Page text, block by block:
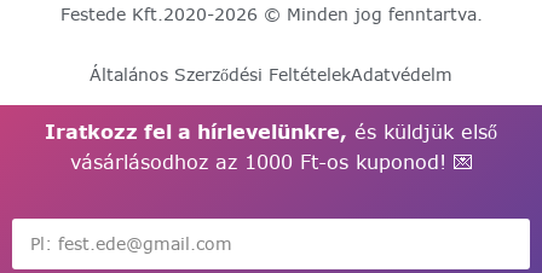
Festede Kft.2020-2026 © Minden jog fenntartva.
Általános Szerződési FeltételekAdatvédelm
Iratkozz fel a hírlevelünkre, és küldjük első
vásárlásodhoz az 1000 Ft-os kuponod! 💌